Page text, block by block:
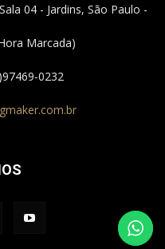
04 - Jardins, São Paulo -
Marcada)
0232